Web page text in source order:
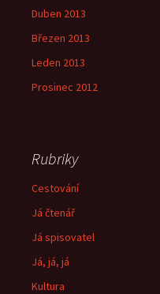
Duben 2013
Březen 2013
Leden 2013
Prosinec 2012
Rubriky
Cestování
Já čtenář
Já spisovatel
Já, já, já
Kultura